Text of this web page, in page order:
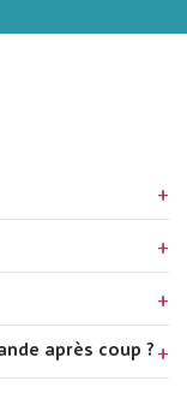
après coup ?